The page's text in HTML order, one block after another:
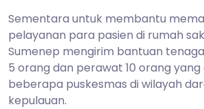
Sementara untuk membantu
pelayanan para pasien di rumah
Sumenep mengirim bantuan
5 orang dan perawat 10 orang
beberapa puskesmas di wilayah
kepulauan.